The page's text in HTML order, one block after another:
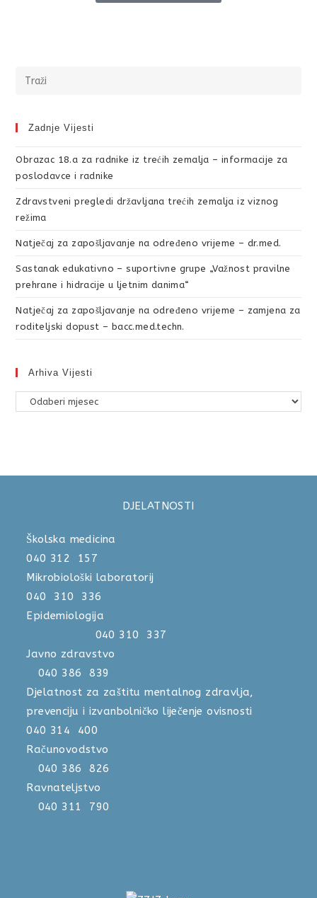
Zadnje Vijesti
Obrazac 18.a za radnike iz trećih zemalja – informacije za
poslodavce i radnike
Zdravstveni pregledi državljana trećih zemalja iz viznog
režima
Natječaj za zapošljavanje na određeno vrijeme – dr.med.
Sastanak edukativno – suportivne grupe „Važnost pravilne
prehrane i hidracije u ljetnim danima“
Natječaj za zapošljavanje na određeno vrijeme – zamjena za
roditeljski dopust – bacc.med.techn.
Arhiva Vijesti
DJELATNOSTI
Školska medicina
040 312 157
Mikrobiološki laboratorij
040 310 336
Epidemiologija
040 310 337
Javno zdravstvo
040 386 839
Djelatnost za zaštitu mentalnog zdravlja,
prevenciju i izvanbolničko liječenje ovisnosti
040 314 400
Računovodstvo
040 386 826
Ravnateljstvo
040 311 790